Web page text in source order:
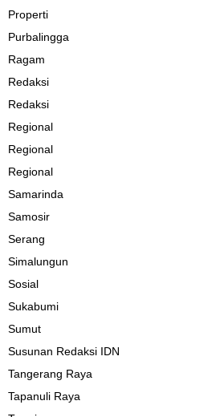
Properti
Purbalingga
Ragam
Redaksi
Redaksi
Regional
Regional
Regional
Samarinda
Samosir
Serang
Simalungun
Sosial
Sukabumi
Sumut
Susunan Redaksi IDN
Tangerang Raya
Tapanuli Raya